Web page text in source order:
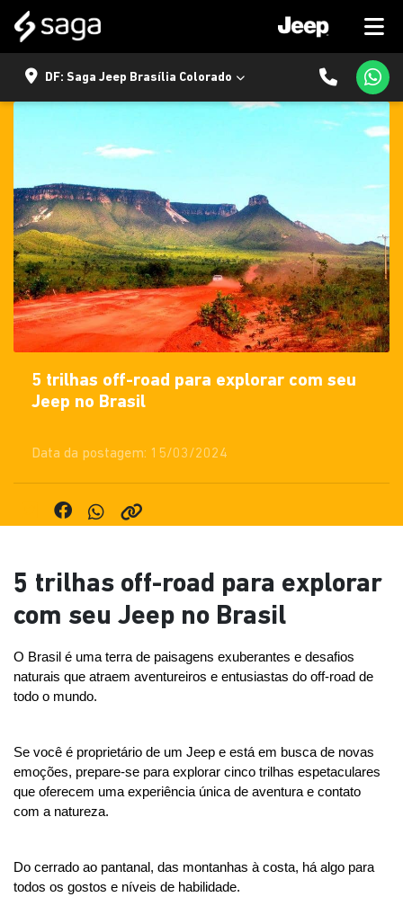
DF: Saga Jeep Brasília Colorado
5 trilhas off-road para explorar com seu
Jeep no Brasil
Data da postagem: 15/03/2024
5 trilhas off-road para explorar
com seu Jeep no Brasil
O Brasil é uma terra de paisagens exuberantes e desafios
naturais que atraem aventureiros e entusiastas do off-road de
todo o mundo.
Se você é proprietário de um Jeep e está em busca de novas
emoções, prepare-se para explorar cinco trilhas espetaculares
que oferecem uma experiência única de aventura e contato
com a natureza.
Do cerrado ao pantanal, das montanhas à costa, há algo para
todos os gostos e níveis de habilidade.